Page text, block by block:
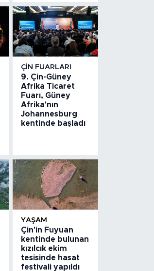
ÇIN FUARLARI
9. Çin-Güney
Afrika Ticaret
Fuarı, Güney
Afrika'nın
Johannesburg
kentinde başladı
YAŞAM
Çin'in Fuyuan
kentinde bulunan
kızılcık ekim
tesisinde hasat
festivali yapıldı